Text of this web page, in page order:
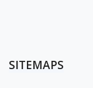
SITEMAPS